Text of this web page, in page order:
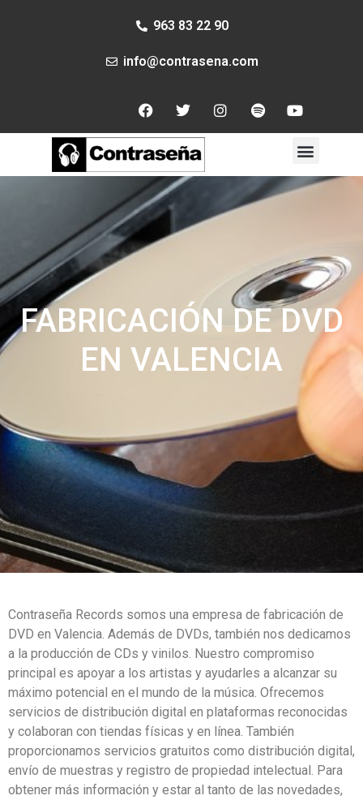
963 83 22 90
info@contrasena.com
FABRICACIÓN DE DVD
EN VALENCIA
Contraseña Records somos una empresa de fabricación de
DVD en Valencia. Además de DVDs, también nos dedicamos
a la producción de CDs y vinilos. Nuestro compromiso
principal es apoyar a los artistas y ayudarles a alcanzar su
máximo potencial en el mundo de la música. Ofrecemos
servicios de distribución digital en plataformas reconocidas
y colaboran con tiendas físicas y en línea. También
proporcionamos servicios gratuitos como distribución digital,
envío de muestras y registro de propiedad intelectual. Para
obtener más información y estar al tanto de las novedades,